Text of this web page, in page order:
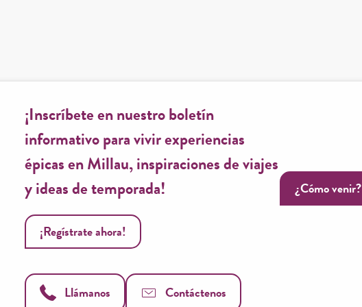
¡Inscríbete en nuestro boletín
informativo para vivir experiencias
épicas en Millau, inspiraciones de viajes
y ideas de temporada!
¡Regístrate ahora!
Llámanos Contáctenos
¿Cómo venir?